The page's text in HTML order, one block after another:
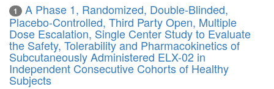
1
A Phase 1, Randomized, Double-Blinded,
Placebo-Controlled, Third Party Open, Multiple
Dose Escalation, Single Center Study to Evaluate
the Safety, Tolerability and Pharmacokinetics of
Subcutaneously Administered ELX-02 in
Independent Consecutive Cohorts of Healthy
Subjects